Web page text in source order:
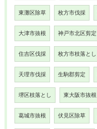
東灘区除草 枚方市伐採
大津市抜根 神戸市北区剪定
住吉区伐採 枚方市枝落とし
天理市伐採 生駒郡剪定
堺区枝落とし 東大阪市抜根
葛城市抜根 伏見区除草